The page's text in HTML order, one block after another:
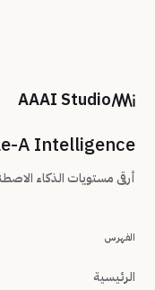
AAAI Studio
A Intelligence.
أرقى مستويات الذكاء
الفهرس
الرئيسية